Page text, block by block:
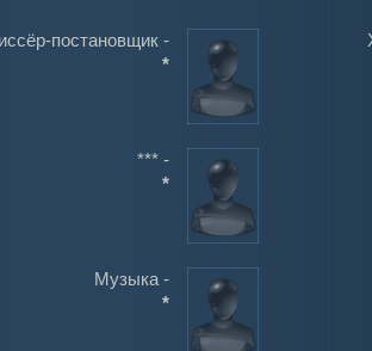
постановщик -
*
*** -
*
Музыка -
*